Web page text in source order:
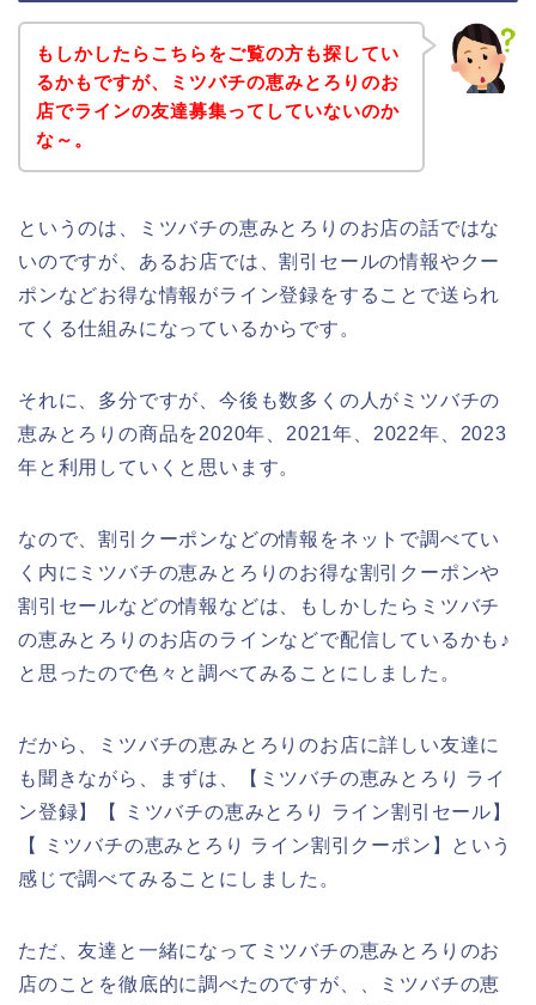
もしかしたらこちらをご覧の方も探してい
るかもですが、ミツバチの恵みとろりのお
店でラインの友達募集ってしていないのか
な～。
というのは、ミツバチの恵みとろりのお店の話ではな
いのですが、あるお店では、割引セールの情報やクー
ポンなどお得な情報がライン登録をすることで送られ
てくる仕組みになっているからです。
それに、多分ですが、今後も数多くの人がミツバチの
恵みとろりの商品を2020年、2021年、2022年、2023
年と利用していくと思います。
なので、割引クーポンなどの情報をネットで調べてい
く内にミツバチの恵みとろりのお得な割引クーポンや
割引セールなどの情報などは、もしかしたらミツバチ
の恵みとろりのお店のラインなどで配信しているかも♪
と思ったので色々と調べてみることにしました。
だから、ミツバチの恵みとろりのお店に詳しい友達に
も聞きながら、まずは、【ミツバチの恵みとろり ライ
ン登録】【 ミツバチの恵みとろり ライン割引セール】
【 ミツバチの恵みとろり ライン割引クーポン】という
感じで調べてみることにしました。
ただ、友達と一緒になってミツバチの恵みとろりのお
店のことを徹底的に調べたのですが、、ミツバチの恵